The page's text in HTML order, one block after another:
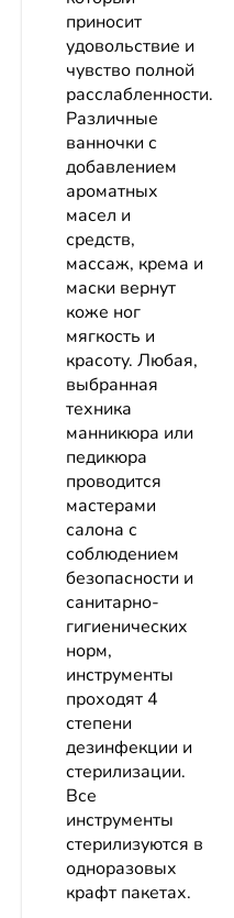
приносит
удовольствие и
чувство полной
расслабленности.
Различные
ванночки с
добавлением
ароматных
масел и
средств,
массаж, крема и
маски вернут
коже ног
мягкость и
красоту. Любая,
выбранная
техника
манникюра или
педикюра
проводится
мастерами
салона с
соблюдением
безопасности и
санитарно-
гигиенических
норм,
инструменты
проходят 4
степени
дезинфекции и
стерилизации.
Все
инструменты
стерилизуются в
одноразовых
крафт пакетах.